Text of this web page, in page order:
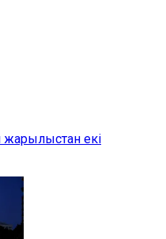
жарылыстан екі